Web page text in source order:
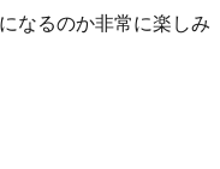
なるのか非常に楽しみ